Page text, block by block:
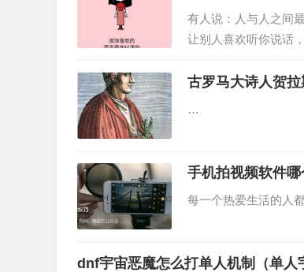
有人说：人与人之间
让别人喜欢听你说话
子。…
古罗马大诗人贺
…
手机拍视频软件哪
每一个热爱生活的人
dnf宇宙恶魔怎么打单人机制（单人